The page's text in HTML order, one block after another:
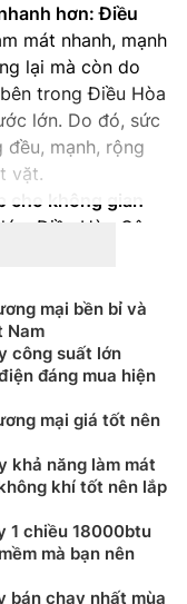
hơn: Điều
mát nhanh, mạnh
lại mà còn do
trong Điều Hòa
lớn. Do đó, sức
mạnh, rộng
vặt.
cho không gian
Điều Hòa Cây
có không gian
động ổn định
tường không
Chịu được tải cao,
Đồng thời,
so với các loại
cho không gian
Điều Hòa Cây
có không gian
động ổn định
tường không
Chịu được tải cao,
mại bền bỉ và
Nam
công suất lớn
đáng mua hiện
mại giá tốt nên
khả năng làm mát
khí tốt nên lắp
1 chiều 18000btu
mà bạn nên
bán chạy nhất mùa